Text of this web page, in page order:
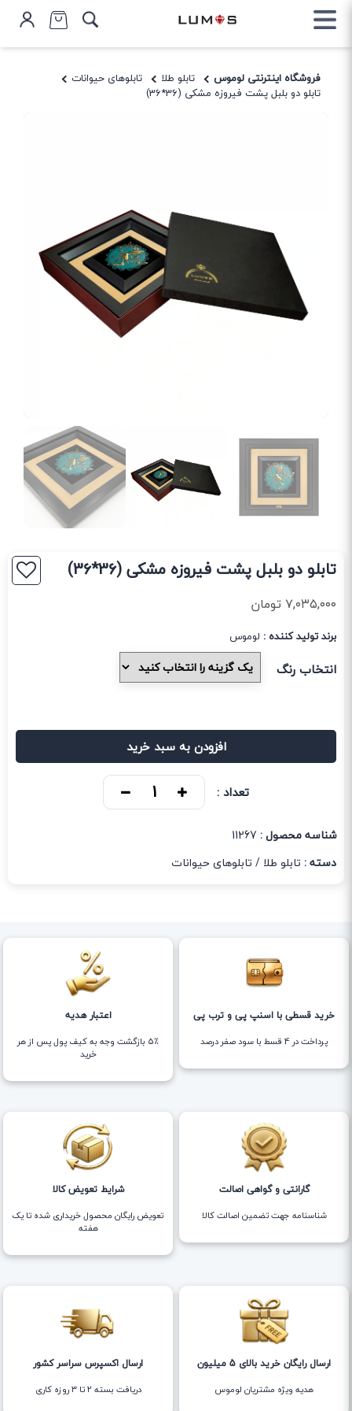
فروشگاه اینترنتی لوموس تابلو طلا
تابلوهای حیوانات
تابلو دو بلبل پشت فیروزه مشکی (36*36)
تابلو دو بلبل پشت فیروزه مشکی (36*36)
۷,۰۳۵,۰۰۰ تومان
برند تولید کننده : لوموس
انتخاب رنگ
افزودن به سبد خرید
تعداد :
شناسه محصول : 11267
دسته : تابلو طلا / تابلوهای حیوانات
خرید قسطی با اسنپ پی و ترب پی
پرداخت در 4 قسط با سود صفر درصد
اعتبار هدیه
5٪ بازگشت وجه به کیف پول پس از هر
خرید
گارانتی و گواهی اصالت
شناسنامه جهت تضمین اصالت کالا
شرایط تعویض کالا
تعویض رایگان محصول خریداری شده تا یک
هفته
ارسال رایگان خرید بالای 5 میلیون
هدیه ویژه مشتریان لوموس
ارسال اکسپرس سراسر کشور
دریافت بسته ۲ تا ۳ روزه کاری